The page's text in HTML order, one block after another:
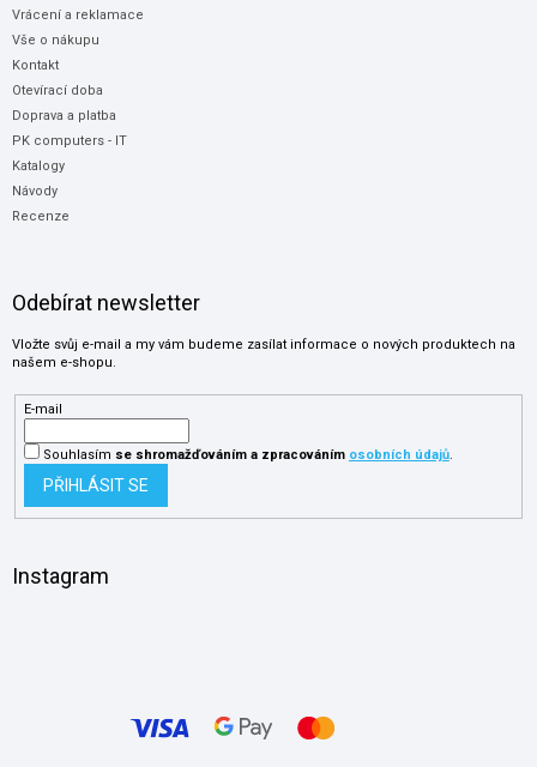
Vrácení a reklamace
Vše o nákupu
Kontakt
Otevírací doba
Doprava a platba
PK computers - IT
Katalogy
Návody
Recenze
Odebírat newsletter
Vložte svůj e-mail a my vám budeme zasílat informace o nových produktech na
našem e-shopu.
E-mail
Souhlasím se shromažďováníma zpracováním osobních údajů.
PŘIHLÁSIT SE
Instagram